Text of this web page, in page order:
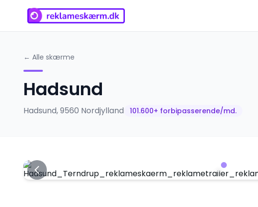
← Alle skærme
Hadsund
Hadsund,9560 Nordjylland 101.600+ forbipasserende/md.